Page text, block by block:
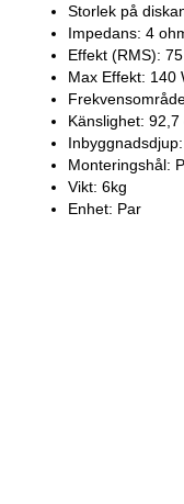
Storlek på
Impedans: 4
Effekt (RMS):
Max Effekt: 140
Känslighet: 92,7
Monteringshål:
Vikt: 6kg
Enhet: Par